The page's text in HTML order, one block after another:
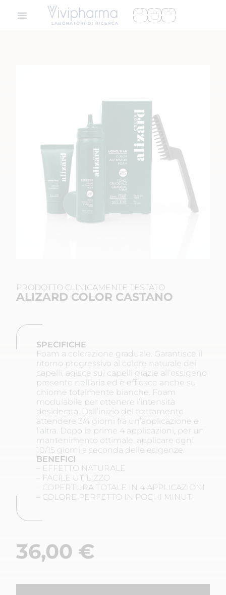
PRODOTTO CLINICAMENTE TESTATO
ALIZARD COLOR CASTANO
SPECIFICHE
Foam a colorazione graduale. Garantisce il
ritorno progressivo al colore naturale dei
capelli, agisce sui capelli grazie all’ossigeno
presente nell’aria ed è efficace anche su
chiome totalmente bianche. Foam
modulabile per ottenere l’intensità
desiderata. Dall’inizio del trattamento
attendere 3/4 giorni fra un’applicazione e
l’altra. Dopo le prime 4 applicazioni, per un
mantenimento ottimale, applicare ogni
10/15 giorni a seconda delle esigenze.
BENEFICI
– EFFETTO NATURALE
– FACILE UTILIZZO
– COPERTURA TOTALE IN 4 APPLICAZIONI
– COLORE PERFETTO IN POCHI MINUTI
36,00 €